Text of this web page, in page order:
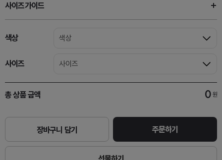
사이즈가이드
색상 색상
사이즈 사이즈
총 상품 금액 0 원
장바구니 담기 주문하기